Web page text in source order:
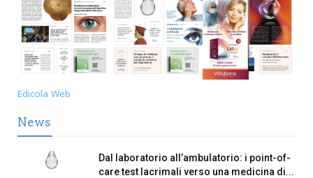
Edicola Web
News
Dal laboratorio all’ambulatorio: i point-of-
care test lacrimali verso una medicina di...